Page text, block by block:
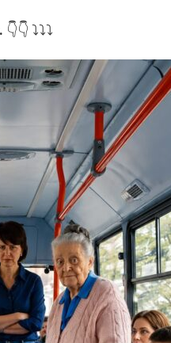
👇👇 ⤵️⤵️⤵️